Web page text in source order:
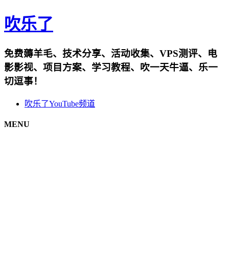
吹乐了
免费薅羊毛、技术分享、活动收集、VPS测评、电
影影视、项目方案、学习教程、吹一天牛逼、乐一
切逗事！
吹乐了YouTube频道
MENU